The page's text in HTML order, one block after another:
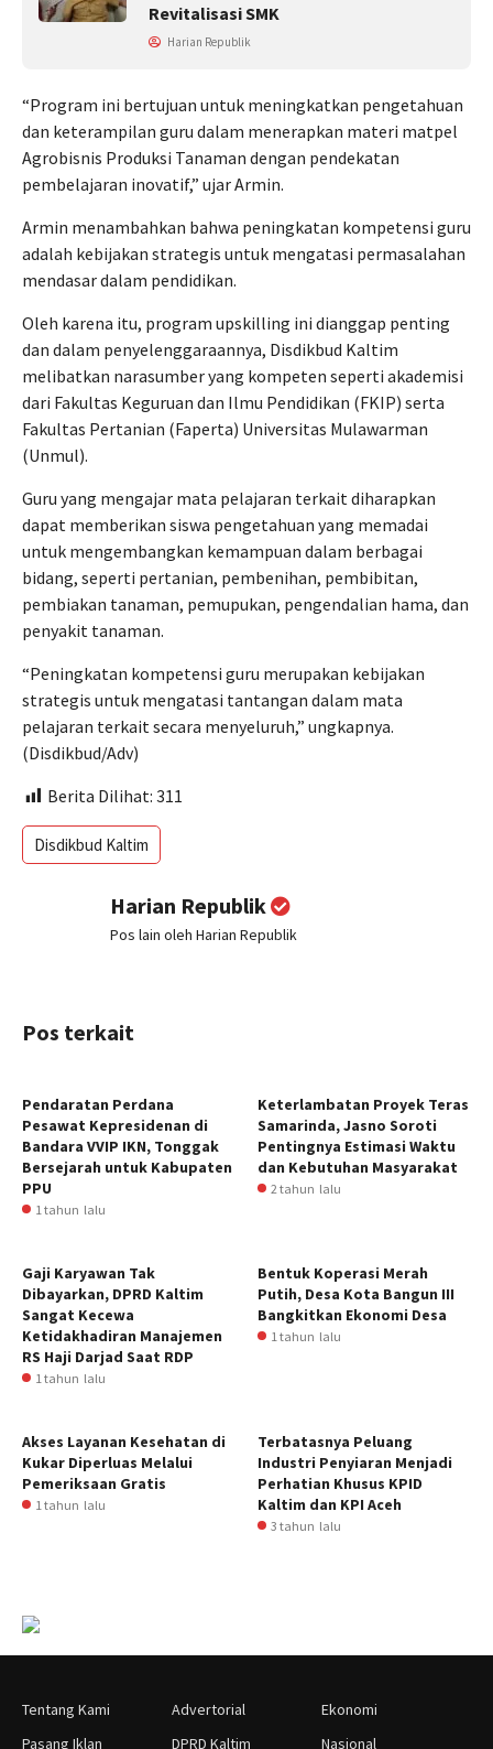
Revitalisasi SMK
Harian Republik
“Program ini bertujuan untuk meningkatkan pengetahuan
dan keterampilan guru dalam menerapkan materi matpel
Agrobisnis Produksi Tanaman dengan pendekatan
pembelajaran inovatif,” ujar Armin.
Armin menambahkan bahwa peningkatan kompetensi guru
adalah kebijakan strategis untuk mengatasi permasalahan
mendasar dalam pendidikan.
Oleh karena itu, program upskilling ini dianggap penting
dan dalam penyelenggaraannya, Disdikbud Kaltim
melibatkan narasumber yang kompeten seperti akademisi
dari Fakultas Keguruan dan Ilmu Pendidikan (FKIP) serta
Fakultas Pertanian (Faperta) Universitas Mulawarman
(Unmul).
Guru yang mengajar mata pelajaran terkait diharapkan
dapat memberikan siswa pengetahuan yang memadai
untuk mengembangkan kemampuan dalam berbagai
bidang, seperti pertanian, pembenihan, pembibitan,
pembiakan tanaman, pemupukan, pengendalian hama, dan
penyakit tanaman.
“Peningkatan kompetensi guru merupakan kebijakan
strategis untuk mengatasi tantangan dalam mata
pelajaran terkait secara menyeluruh,” ungkapnya.
(Disdikbud/Adv)
Berita Dilihat: 311
Disdikbud Kaltim
Harian Republik
Pos lain oleh Harian Republik
Pos terkait
Pendaratan Perdana
Pesawat Kepresidenan di
Bandara VVIP IKN, Tonggak
Bersejarah untuk Kabupaten
PPU
1 tahun lalu
Keterlambatan Proyek Teras
Samarinda, Jasno Soroti
Pentingnya Estimasi Waktu
dan Kebutuhan Masyarakat
2 tahun lalu
Gaji Karyawan Tak
Dibayarkan, DPRD Kaltim
Sangat Kecewa
Ketidakhadiran Manajemen
RS Haji Darjad Saat RDP
1 tahun lalu
Bentuk Koperasi Merah
Putih, Desa Kota Bangun III
Bangkitkan Ekonomi Desa
1 tahun lalu
Akses Layanan Kesehatan di
Kukar Diperluas Melalui
Pemeriksaan Gratis
1 tahun lalu
Terbatasnya Peluang
Industri Penyiaran Menjadi
Perhatian Khusus KPID
Kaltim dan KPI Aceh
3 tahun lalu
Tentang Kami
Pasang Iklan
Advertorial
DPRD Kaltim
Ekonomi
Nasional